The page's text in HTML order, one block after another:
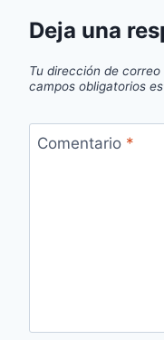
Deja una
Tu dirección de
campos obligatorios
Comentario *